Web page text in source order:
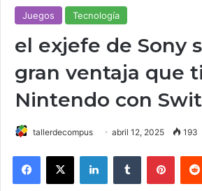
Juegos Tecnología
el exjefe de Sony
gran ventaja que
Nintendo con
tallerdecompus abril 12, 2025 193